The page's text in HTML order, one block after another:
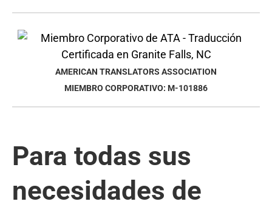
AMERICAN TRANSLATORS ASSOCIATION
MIEMBRO CORPORATIVO: M-101886
Para todas sus
necesidades de